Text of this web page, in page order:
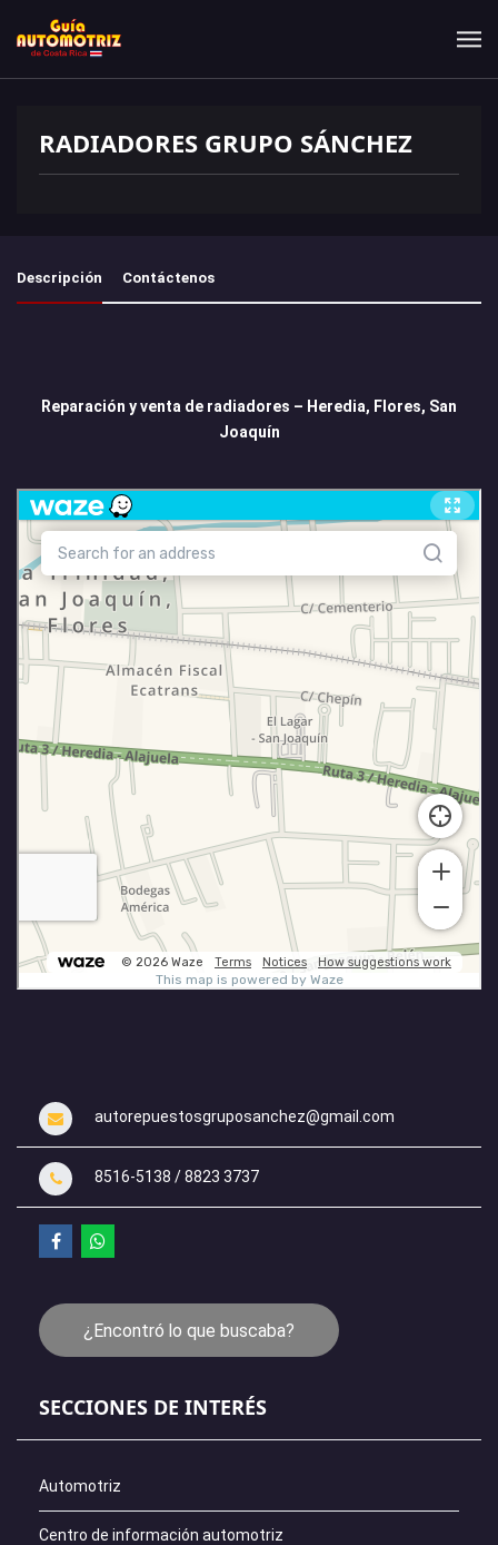
RADIADORES GRUPO SÁNCHEZ
Descripción Contáctenos
Reparación y venta de radiadores – Heredia, Flores, San
Joaquín
autorepuestosgruposanchez@gmail.com
8516-5138 / 8823 3737
¿Encontró lo que buscaba?
SECCIONES DE INTERÉS
Automotriz
Centro de información automotriz